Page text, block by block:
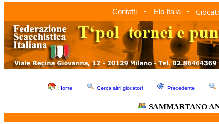
Contatti Elo Italia
Home Cerca altri giocatori Precedente
SAMMARTANO